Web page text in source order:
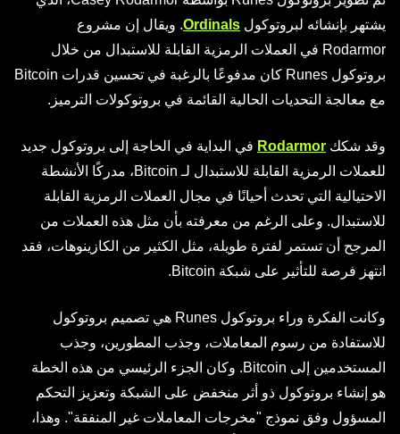
يشتهر بإنشائه لبروتوكول Ordinals. ويقال إن مشروع
Rodarmor في العملات الرمزية القابلة للاستبدال من خلال
بروتوكول Runes كان مدفوعًا بالرغبة في تحسين قدرات Bitcoin
مع معالجة التحديات الحالية القائمة في بروتوكولات الترميز.
وقد شكك Rodarmor في البداية في الحاجة إلى بروتوكول جديد
للعملات الرمزية القابلة للاستبدال لـ Bitcoin، مدركًا الأنشطة
الاحتيالية التي تحدث أحيانًا في مجال العملات الرمزية القابلة
للاستبدال. وعلى الرغم من معرفته بأن مثل هذه العملات من
المرجح أن تستمر لفترة طويلة، مثل الكثير من الكازينوهات، فقد
انتهز فرصة للتأثير على شبكة Bitcoin.
وكانت الفكرة وراء بروتوكول Runes هي تصميم بروتوكول
للاستفادة من رسوم المعاملات، وجذب المطورين، وجذب
المستخدمين إلى Bitcoin. وكان الجزء الرئيسي من هذه الخطة
هو إنشاء بروتوكول ذو أثر منخفض على الشبكة وتعزيز التحكم
المسؤول وفق نموذج "مخرجات المعاملات غير المنفقة". وهذا،